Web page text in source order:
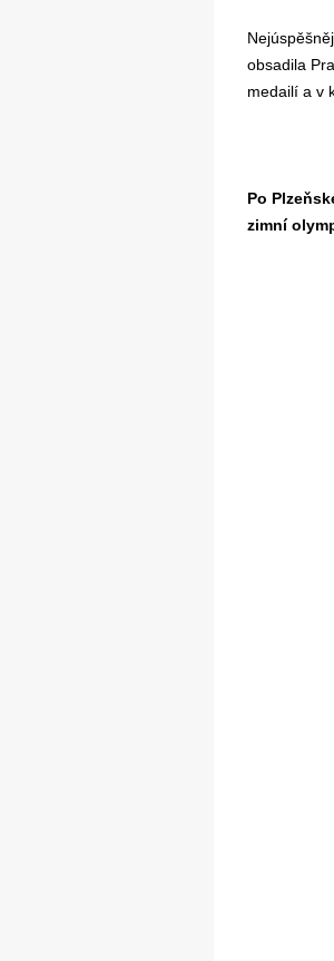
obsadila
medailí a v
Po
zimní